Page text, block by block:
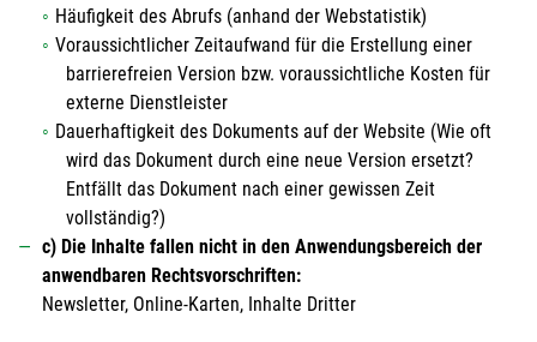
Häufigkeit des Abrufs (anhand der Webstatistik)
Voraussichtlicher Zeitaufwand für die Erstellung einer
barrierefreien Version bzw. voraussichtliche Kosten für
externe Dienstleister
Dauerhaftigkeit des Dokuments auf der Website (Wie oft
wird das Dokument durch eine neue Version ersetzt?
Entfällt das Dokument nach einer gewissen Zeit
vollständig?)
c) Die Inhalte fallen nicht in den Anwendungsbereich der
anwendbaren Rechtsvorschriften:
Newsletter, Online-Karten, Inhalte Dritter